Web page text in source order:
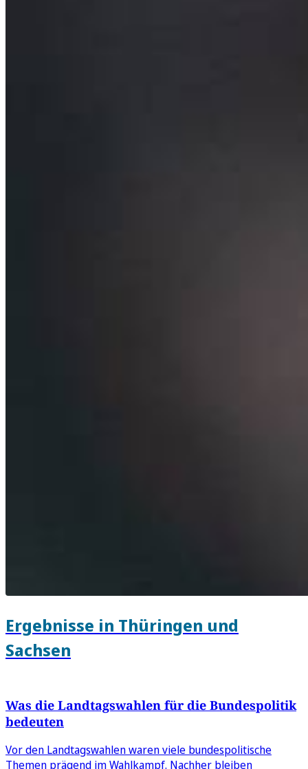
Ergebnisse in Thüringen und
Sachsen
Was die Landtagswahlen für die Bundespolitik
bedeuten
Vor den Landtagswahlen waren viele bundespolitische
Themen prägend im Wahlkampf. Nachher bleiben